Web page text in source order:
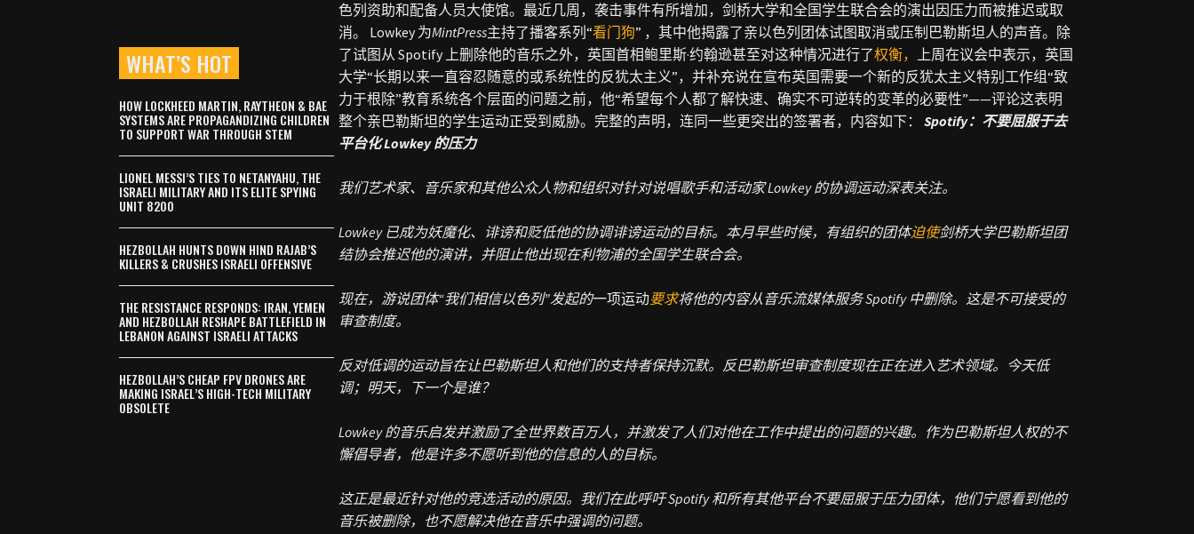
色列资助和配备人员大使馆。最近几周，袭击事件有所增加，剑桥大学和全国学生联合会的演出因压力而被推迟或取
消。
Lowkey 为MintPress主持了播客系列“看门狗” ，其中他揭露了亲以色列团体试图取消或压制巴勒斯坦人的声音。 除
了试图从 Spotify 上删除他的音乐之外，英国首相鲍里斯·约翰逊甚至对这种情况进行了权衡， 上周在议会中表示，英国
大学“长期以来一直容忍随意的或系统性的反犹太主义”，并补充说在宣布英国需要一个新的反犹太主义特别工作组“致
力于根除”教育系统各个层面的问题之前，他“希望每个人都了解快速、确实不可逆转的变革的必要性”——评论这表明
整个亲巴勒斯坦的学生运动正受到威胁。完整的声明，连同一些更突出的签署者，内容如下：
Spotify：不要屈服于去
平台化 Lowkey 的压力
我们艺术家、音乐家和其他公众人物和组织对针对说唱歌手和活动家 Lowkey 的协调运动深表关注。
Lowkey 已成为妖魔化、诽谤和贬低他的协调诽谤运动的目标。本月早些时候，有组织的团体迫使剑桥大学巴勒斯坦团
结协会推迟他的演讲，并阻止他出现在利物浦的全国学生联合会。
现在， 游说团体“我们相信以色列”发起的一项运动要求将他的内容从音乐流媒体服务 Spotify 中删除。这是不可接受的
审查制度。
反对低调的运动旨在让巴勒斯坦人和他们的支持者保持沉默。反巴勒斯坦审查制度现在正在进入艺术领域。今天低
调；明天，下一个是谁？
Lowkey 的音乐启发并激励了全世界数百万人，并激发了人们对他在工作中提出的问题的兴趣。作为巴勒斯坦人权的不
懈倡导者，他是许多不愿听到他的信息的人的目标。
这正是最近针对他的竞选活动的原因。我们在此呼吁 Spotify 和所有其他平台不要屈服于压力团体，他们宁愿看到他的
音乐被删除，也不愿解决他在音乐中强调的问题。
WHAT’S HOT
HOW LOCKHEED MARTIN, RAYTHEON & BAE
SYSTEMS ARE PROPAGANDIZING CHILDREN
TO SUPPORT WAR THROUGH STEM
LIONEL MESSI’S TIES TO NETANYAHU, THE
ISRAELI MILITARY AND ITS ELITE SPYING
UNIT 8200
HEZBOLLAH HUNTS DOWN HIND RAJAB’S
KILLERS & CRUSHES ISRAELI OFFENSIVE
THE RESISTANCE RESPONDS: IRAN, YEMEN
AND HEZBOLLAH RESHAPE BATTLEFIELD IN
LEBANON AGAINST ISRAELI ATTACKS
HEZBOLLAH’S CHEAP FPV DRONES ARE
MAKING ISRAEL’S HIGH-TECH MILITARY
OBSOLETE